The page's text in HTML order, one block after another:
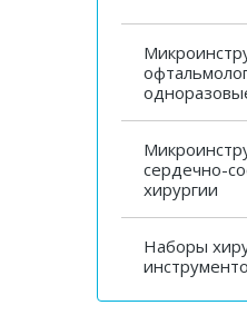
сердечно-
хирургии
Наборы